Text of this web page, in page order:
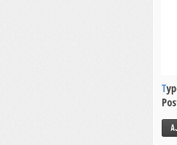
Types Sénégalaise - Cartes